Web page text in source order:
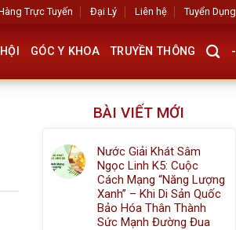
Trực Tuyến Đại Lý Liên hệ Tuyển Dụng
GÓC Y KHOA TRUYỀN THÔNG -
BÀI VIẾT MỚI
Nước Giải Khát Sâm
Ngọc Linh K5: Cuộc
Cách Mạng “Năng Lượng
Xanh” – Khi Di Sản Quốc
Bảo Hóa Thân Thành
Sức Mạnh Đường Đua